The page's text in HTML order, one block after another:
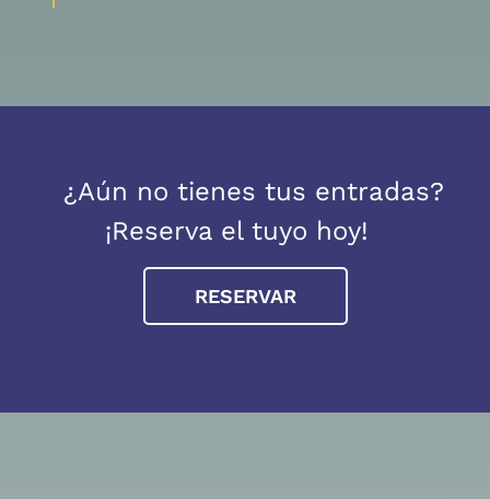
¿Aún no tienes tus entradas?
¡Reserva el tuyo hoy!
RESERVAR